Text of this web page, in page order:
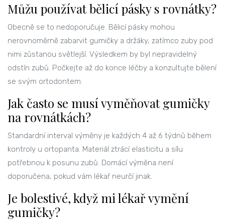
Můžu používat bělicí pásky s rovnátky?
Obecně se to nedoporučuje. Bělicí pásky mohou
nerovnoměrně zabarvit gumičky a držáky, zatímco zuby pod
nimi zůstanou světlejší. Výsledkem by byl nepravidelný
odstín zubů. Počkejte až do konce léčby a konzultujte bělení
se svým ortodontem.
Jak často se musí vyměňovat gumičky
na rovnátkách?
Standardní interval výměny je každých 4 až 6 týdnů během
kontroly u ortopanta. Materiál ztrácí elasticitu a sílu
potřebnou k posunu zubů. Domácí výměna není
doporučena, pokud vám lékař neurčí jinak.
Je bolestivé, když mi lékař vymění
gumičky?